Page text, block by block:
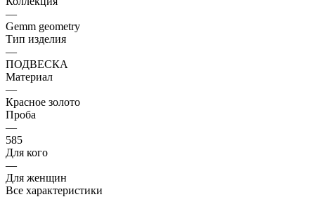
—
Gemm geometry
Тип изделия
—
ПОДВЕСКА
Материал
—
Красное золото
Проба
—
585
Для кого
—
Для женщин
Все характеристики